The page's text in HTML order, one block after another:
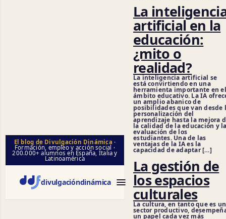
El blog de Divulgación Dinámica ·
Formación, empleo y acción social ·
200.000+ alumnos en España, Italia y
Latinoamérica
divulgacióndinámica
La
artificial en la
educación:
¿mito o
realidad?
La inteligencia artificial se
está convirtiendo en una
herramienta importante en el
ámbito educativo. La IA
un amplio abanico de
posibilidades que van desde
personalización del
aprendizaje hasta la mejora
la calidad de la educación y
evaluación de los
estudiantes. Una de las
ventajas de la IA es la
capacidad de adaptar […]
La gestión de
los espacios
culturales
La cultura, en tanto que es un
sector productivo,
un papel cada vez más